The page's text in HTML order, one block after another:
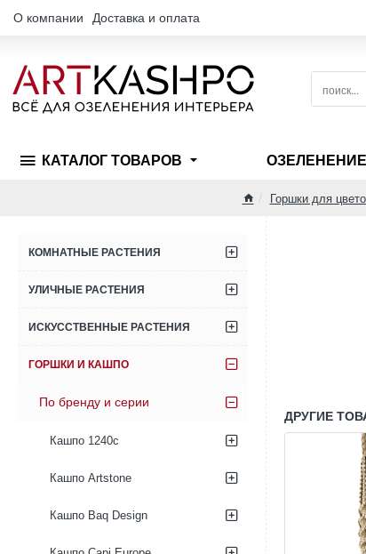
О компании Доставка и оплата
поиск...
КАТАЛОГ ТОВАРОВ
Горшки для
КОМНАТНЫЕ РАСТЕНИЯ
УЛИЧНЫЕ РАСТЕНИЯ
ИСКУССТВЕННЫЕ РАСТЕНИЯ
ГОРШКИ И КАШПО
По бренду и серии
Кашпо 1240c
Кашпо Artstone
Кашпо Baq Design
ДРУГИЕ